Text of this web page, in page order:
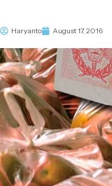
Haryanto August 17, 2016